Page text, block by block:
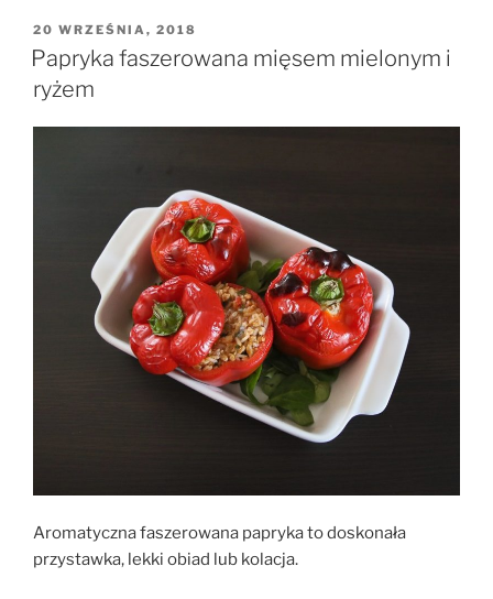
OPUBLIKOWANE
W
20 WRZEŚNIA, 2018
Papryka faszerowana mięsem mielonym i
ryżem
Aromatyczna faszerowana papryka to doskonała
przystawka, lekki obiad lub kolacja.